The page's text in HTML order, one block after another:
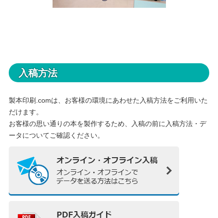
入稿方法
製本印刷.comは、お客様の環境にあわせた入稿方法をご利用いた
だけます。
お客様の思い通りの本を製作するため、入稿の前に入稿方法・デ
ータについてご確認ください。